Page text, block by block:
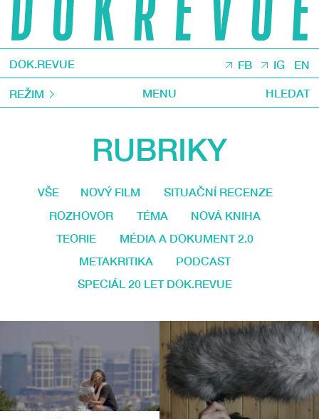
DOK.REVUE FB IG EN
REŽIM MENU HLEDAT
RUBRIKY
VŠE NOVÝ FILM
SITUAČNÍ RECENZE
ROZHOVOR
TÉMA
NOVÁ KNIHA
TEORIE
MÉDIA A DOKUMENT 2.0
METAKRITIKA
PODCAST
SPECIÁL 20 LET DOK.REVUE